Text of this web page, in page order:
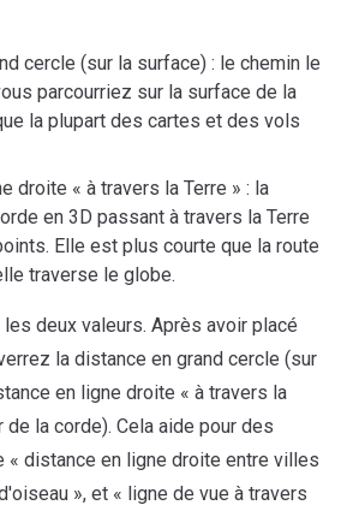
cercle (sur la surface) : le chemin le
parcourriez sur la surface de la
la plupart des cartes et des vols
droite « à travers la Terre » : la
en 3D passant à travers la Terre
Elle est plus courte que la route
traverse le globe.
deux valeurs. Après avoir placé
la distance en grand cercle (sur
en ligne droite « à travers la
de la corde). Cela aide pour des
« distance en ligne droite entre villes
», et « ligne de vue à travers